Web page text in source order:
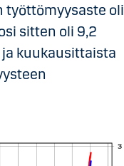
työttömyysaste oli
sitten oli 9,2
kuukausittaista